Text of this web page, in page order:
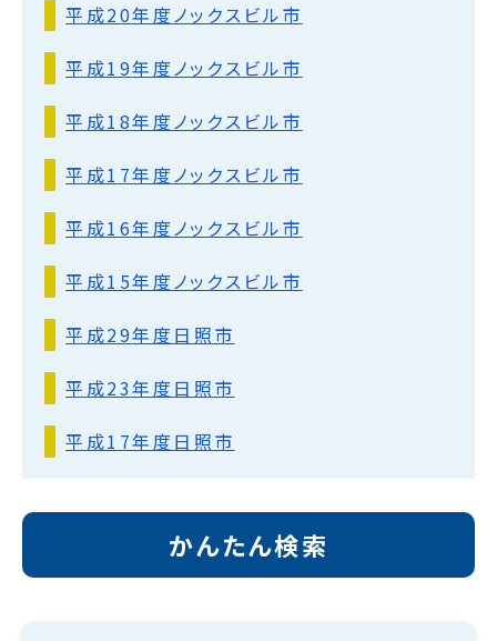
平成20年度ノックスビル市
平成19年度ノックスビル市
平成18年度ノックスビル市
平成17年度ノックスビル市
平成16年度ノックスビル市
平成15年度ノックスビル市
平成29年度日照市
平成23年度日照市
平成17年度日照市
かんたん検索